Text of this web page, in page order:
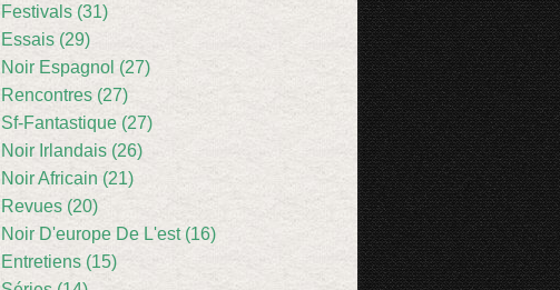
Festivals (31)
Essais (29)
Noir Espagnol (27)
Rencontres (27)
Sf-Fantastique (27)
Noir Irlandais (26)
Noir Africain (21)
Revues (20)
Noir D'europe De L'est (16)
Entretiens (15)